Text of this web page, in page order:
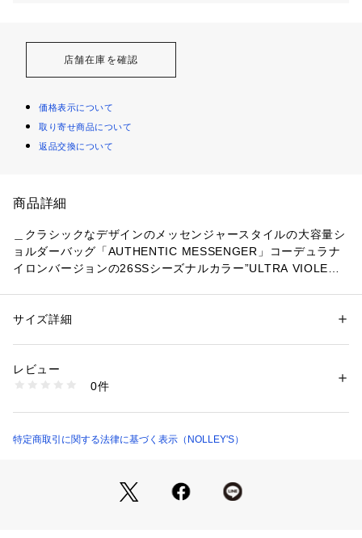
店舗在庫を確認
価格表示について
取り寄せ商品について
返品交換について
商品詳細
＿クラシックなデザインのメッセンジャースタイルの大容量シ
ョルダーバッグ「AUTHENTIC MESSENGER」コーデュラナ
イロンバージョンの26SSシーズナルカラー”ULTRA VIOLE
シンプルながら大容量でアクティブなライフスタイルをサポー
・調節可能な25mmのショルダーストラップ
・ポケットの数:3(外側1/内側2）
性別：レディース
タグ：オフィス カジュアル バッグ リュック プレゼント
生産国：ベトナム製
1290000020987
サイズ詳細
レビュー
0件
特定商取引に関する法律に基づく表示（NOLLEY'S）